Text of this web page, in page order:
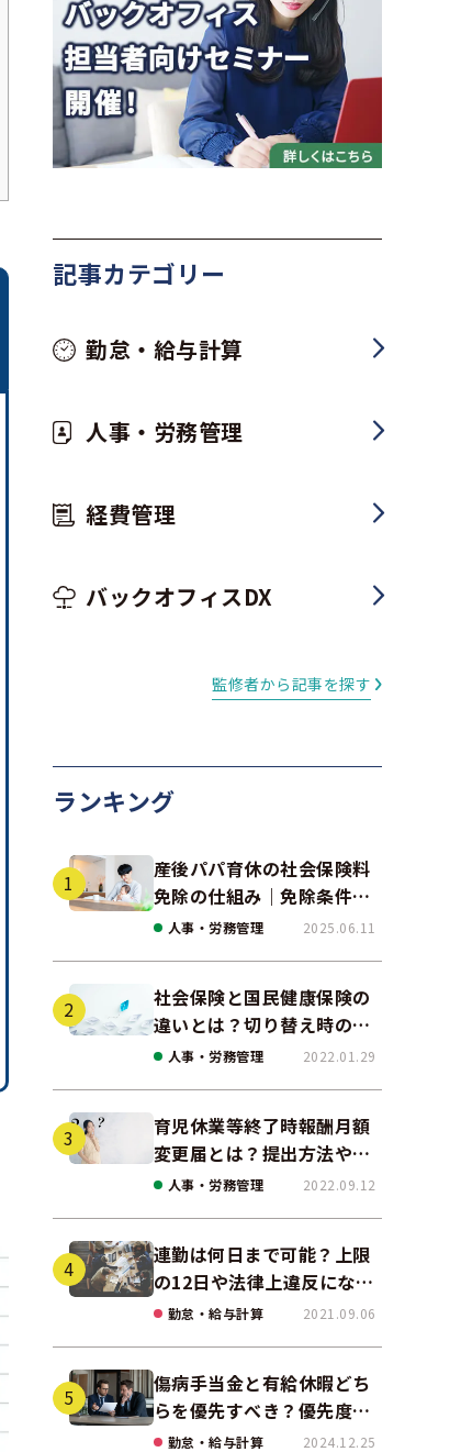
記事カテゴリー
勤怠・給与計算
人事・労務管理
経費管理
バックオフィスDX
監修者から記事を探す
ランキング
産後パパ育休の社会保険料
免除の仕組み｜免除条件と
事例、手続きの注意点を解
人事・労務管理 2025.06.11
社会保険と国民健康保険の
違いとは？切り替え時の手
続きや任意継続について解
人事・労務管理 2022.01.29
育児休業等終了時報酬月額
変更届とは？提出方法やデ
メリットをわかりやすく紹
人事・労務管理 2022.09.12
連勤は何日まで可能？上限
の12日や法律上違反になる
場合も解説
勤怠・給与計算 2021.09.06
傷病手当金と有給休暇どち
らを優先すべき？優先度や
両者の違いを解説
勤怠・給与計算 2024.12.25